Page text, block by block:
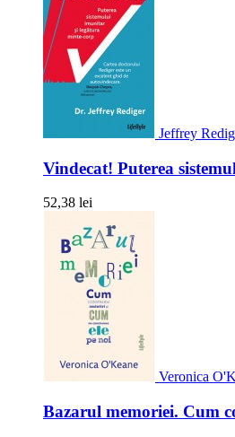
Jeffrey
Vindecat! Puterea
52,38 lei
Veronica
Bazarul memoriei. Cum